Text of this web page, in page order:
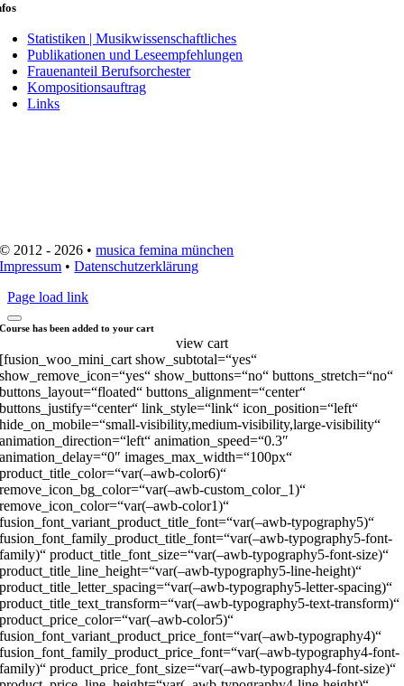
Statistiken | Musikwissenschaftliches
Publikationen und Leseempfehlungen
Frauenanteil Berufsorchester
Kompositionsauftrag
Links
© 2012 - 2026 •musica femina münchen
Impressum •Datenschutzerklärung
Page load link
Course has been added to your cart
view cart
[fusion_woo_mini_cart show_subtotal=“yes“
show_remove_icon=“yes“ show_buttons=“no“ buttons_stretch=“no“
buttons_layout=“floated“ buttons_alignment=“center“
buttons_justify=“center“ link_style=“link“ icon_position=“left“
hide_on_mobile=“small-visibility,medium-visibility,large-visibility“
animation_direction=“left“ animation_speed=“0.3″
animation_delay=“0″ images_max_width=“100px“
product_title_color=“var(–awb-color6)“
remove_icon_bg_color=“var(–awb-custom_color_1)“
remove_icon_color=“var(–awb-color1)“
fusion_font_variant_product_title_font=“var(–awb-typography5)“
fusion_font_family_product_title_font=“var(–awb-typography5-font-
family)“ product_title_font_size=“var(–awb-typography5-font-size)“
product_title_line_height=“var(–awb-typography5-line-height)“
product_title_letter_spacing=“var(–awb-typography5-letter-spacing)“
product_title_text_transform=“var(–awb-typography5-text-transform)“
product_price_color=“var(–awb-color5)“
fusion_font_variant_product_price_font=“var(–awb-typography4)“
fusion_font_family_product_price_font=“var(–awb-typography4-font-
family)“ product_price_font_size=“var(–awb-typography4-font-size)“